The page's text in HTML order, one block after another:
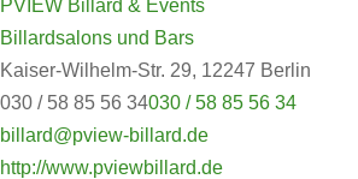
PVIEW Billard & Events
Billardsalons und Bars
Kaiser-Wilhelm-Str. 29, 12247 Berlin
030 / 58 85 56 34030 / 58 85 56 34
billard@pview-billard.de
http://www.pviewbillard.de